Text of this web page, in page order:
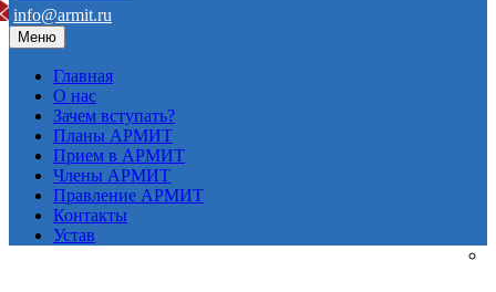
info@armit.ru
Меню
Главная
О нас
Зачем вступать?
Планы АРМИТ
Прием в АРМИТ
Члены АРМИТ
Правление АРМИТ
Контакты
Устав